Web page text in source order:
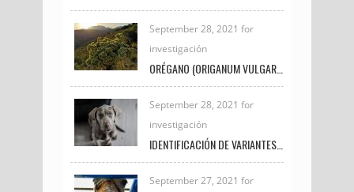
September 28, 2021 for
investigación
September 28, 2021 for
investigación
September 27, 2021 for